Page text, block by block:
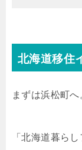
北海道移住
まずは浜松町へ
「北海道暮ら